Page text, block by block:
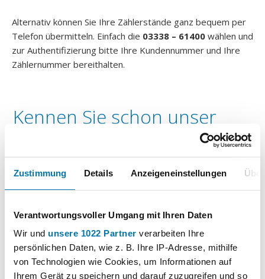
Zustimmung Details Anzeigeneinstellungen
Verantwortungsvoller Umgang mit Ihren Daten
Wir und unsere 1022 Partner verarbeiten Ihre
persönlichen Daten, wie z. B. Ihre IP-Adresse, mithilfe
von Technologien wie Cookies, um Informationen auf
Ihrem Gerät zu speichern und darauf zuzugreifen und so
Alternativ können Sie Ihre Zählerstände ganz bequem per
Telefon übermitteln. Einfach die 03338 – 61400 wählen und
zur Authentifizierung bitte Ihre Kundennummer und Ihre
Zählernummer bereithalten.
Kennen Sie schon unser
Auch hier können Sie als Stadtwerke Kunde Ihren
Zählerstand übermitteln und es warten noch mehr
Abschlag anpassen
Bankdatenänderung
Online-Rechnungen